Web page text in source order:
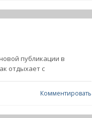
публикации в
отдыхает с
Комментировать